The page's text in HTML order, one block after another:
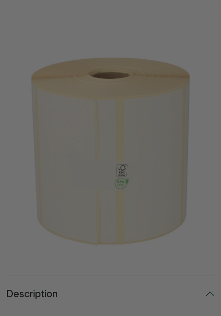
Description